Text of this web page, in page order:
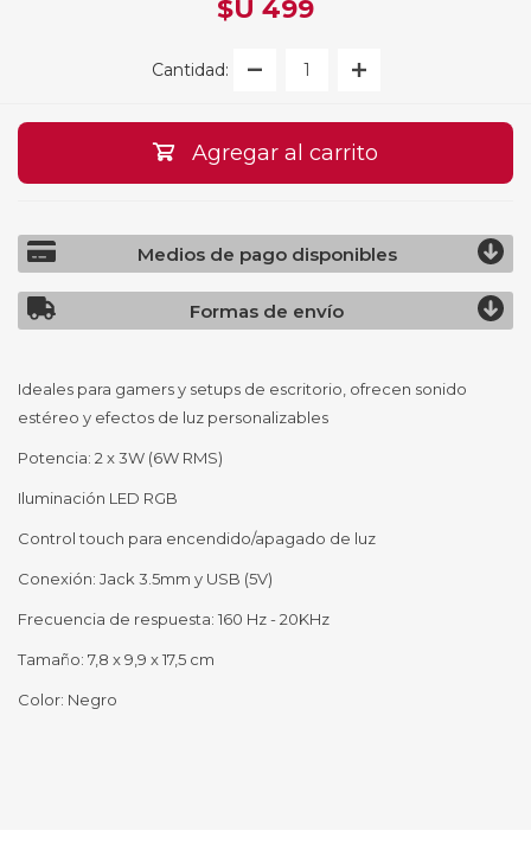
$U 499
Cantidad:
Agregar al carrito
Medios de pago disponibles
Formas de envío
Ideales para gamers y setups de escritorio, ofrecen sonido
estéreo y efectos de luz personalizables
Potencia: 2 x 3W (6W RMS)
Iluminación LED RGB
Control touch para encendido/apagado de luz
Conexión: Jack 3.5mm y USB (5V)
Frecuencia de respuesta: 160 Hz - 20KHz
Tamaño: 7,8 x 9,9 x 17,5 cm
Color: Negro